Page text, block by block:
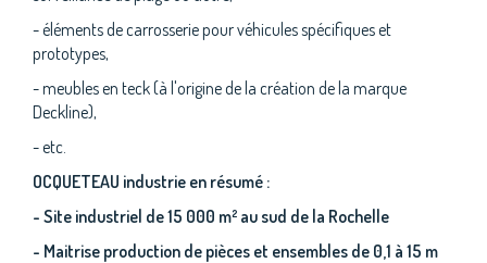
- éléments de carrosserie pour véhicules spécifiques et
prototypes,
- meubles en teck (à l'origine de la création de la marque
Deckline),
- etc.
OCQUETEAU industrie en résumé :
- Site industriel de 15 000 m² au sud de la Rochelle
- Maitrise production de pièces et ensembles de 0,1 à 15 m